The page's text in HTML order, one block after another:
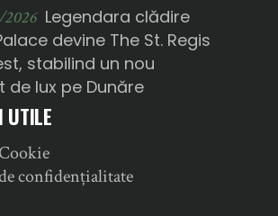
Legendara clădire
devine The St. Regis
stabilind un nou
de lux pe Dunăre
UTILE
confidențialitate